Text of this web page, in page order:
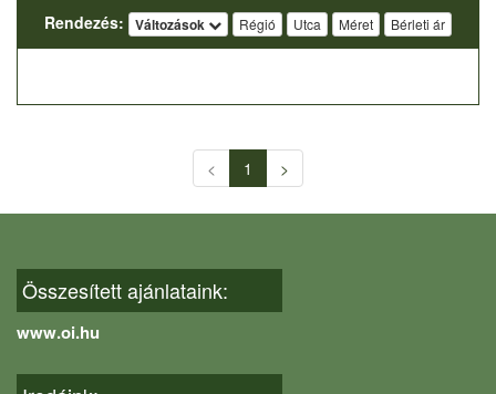
Rendezés:
Változások Régió Utca Méret Bérleti ár
< 1 >
Összesített ajánlataink:
www.oi.hu